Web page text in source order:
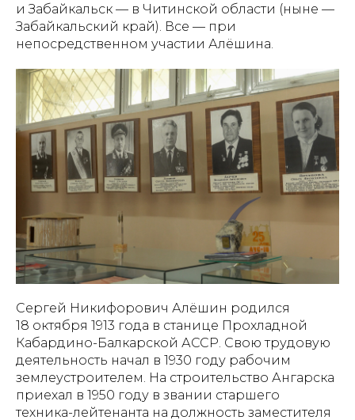
и Забайкальск — в Читинской области (ныне —
Забайкальский край). Все — при
непосредственном участии Алёшина.
Сергей Никифорович Алёшин родился
18 октября 1913 года в станице Прохладной
Кабардино-Балкарской АССР. Свою трудовую
деятельность начал в 1930 году рабочим
землеустроителем. На строительство Ангарска
приехал в 1950 году в звании старшего
техника-лейтенанта на должность заместителя